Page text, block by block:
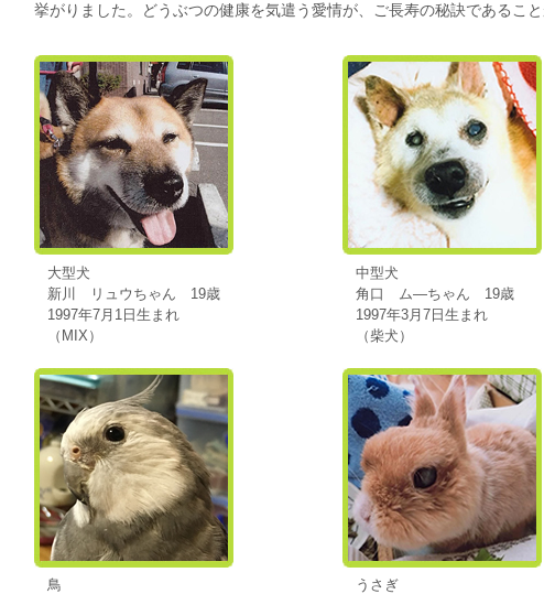
挙がりました。どうぶつの健康を気遣う愛情が、ご長寿の秘訣であること
大型犬
新川 リュウちゃん 19歳
1997年7月1日生まれ
（MIX）
中型犬
角口 ム―ちゃん 19歳
1997年3月7日生まれ
（柴犬）
鳥
うさぎ